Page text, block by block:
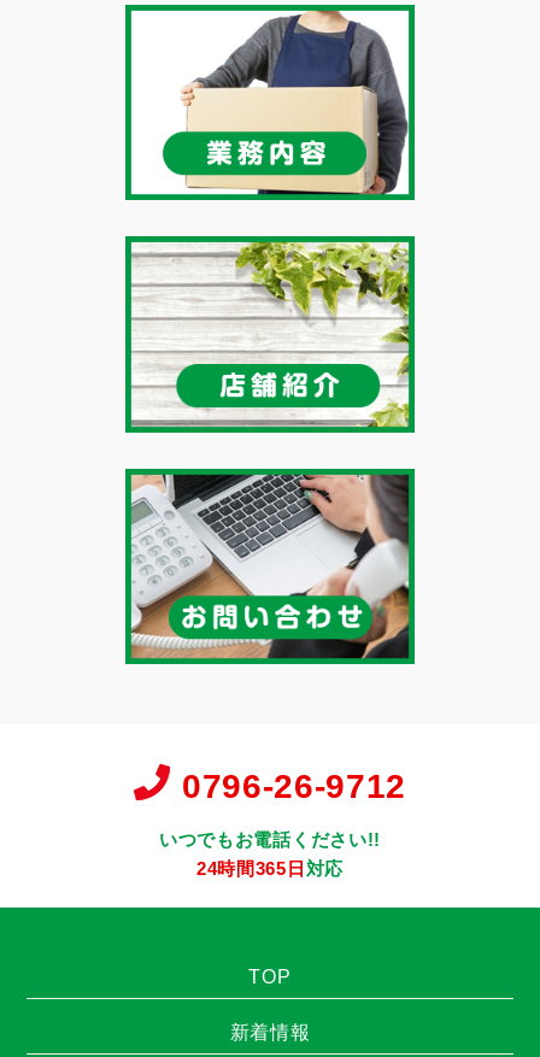
0796-26-9712
いつでもお電話ください!!
24時間365日 対応
TOP
新着情報